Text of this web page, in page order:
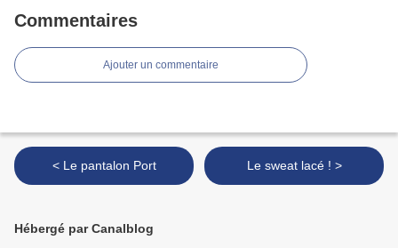
Commentaires
Ajouter un commentaire
< Le pantalon Port Le sweat lacé ! >
Hébergé par Canalblog